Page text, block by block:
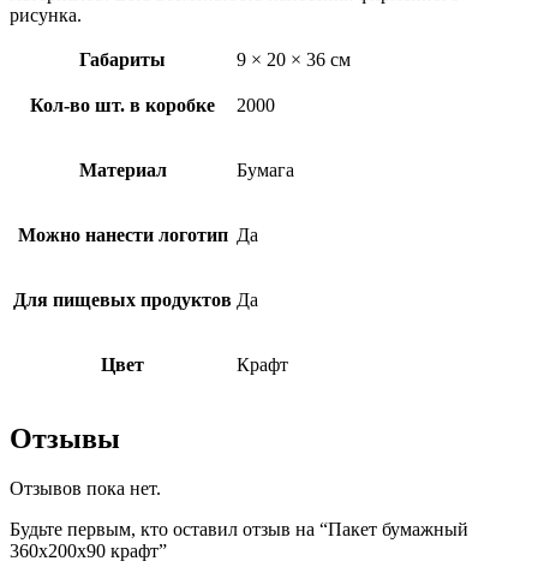
рисунка.
Габариты 9 × 20 × 36 см
Кол-во шт. в коробке 2000
Материал Бумага
Можно нанести логотип Да
Для пищевых продуктов Да
Цвет Крафт
Отзывы
Отзывов пока нет.
Будьте первым, кто оставил отзыв на “Пакет бумажный
360х200х90 крафт”